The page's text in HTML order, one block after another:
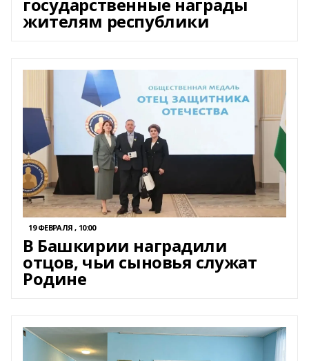
жителям республики
19 ФЕВРАЛЯ , 10:00
В Башкирии наградили
отцов, чьи сыновья служат
Родине